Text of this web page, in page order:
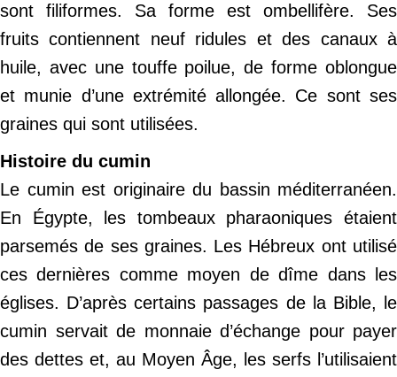
sont filiformes. Sa forme est ombellifère. Ses
fruits contiennent neuf ridules et des canaux à
huile, avec une touffe poilue, de forme oblongue
et munie d’une extrémité allongée. Ce sont ses
graines qui sont utilisées.
Histoire du cumin
Le cumin est originaire du bassin méditerranéen.
En Égypte, les tombeaux pharaoniques étaient
parsemés de ses graines. Les Hébreux ont utilisé
ces dernières comme moyen de dîme dans les
églises. D’après certains passages de la Bible, le
cumin servait de monnaie d’échange pour payer
des dettes et, au Moyen Âge, les serfs l’utilisaient